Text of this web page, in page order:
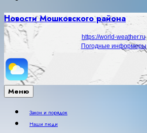
Новости Мошковского района
https://world-weather.ru
Погодные информеры
Меню
Закон и порядок
Наши люди